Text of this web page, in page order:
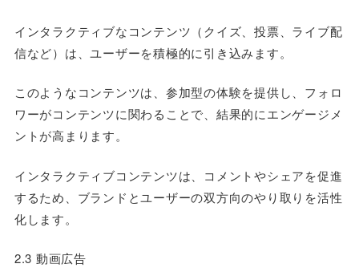
インタラクティブなコンテンツ（クイズ、投票、ライブ配
信など）は、ユーザーを積極的に引き込みます。
このようなコンテンツは、参加型の体験を提供し、フォロ
ワーがコンテンツに関わることで、結果的にエンゲージメ
ントが高まります。
インタラクティブコンテンツは、コメントやシェアを促進
するため、ブランドとユーザーの双方向のやり取りを活性
化します。
2.3 動画広告